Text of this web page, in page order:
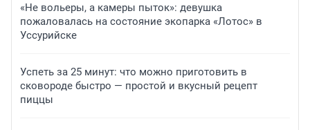
«Не вольеры, а камеры пыток»: девушка
пожаловалась на состояние экопарка «Лотос» в
Уссурийске
Успеть за 25 минут: что можно приготовить в
сковороде быстро — простой и вкусный рецепт
пиццы